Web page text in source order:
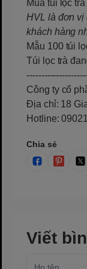
Mua túi lọc
HVL là đơn vị
khách hàng
Mẫu 100 túi
Túi lọc trà
Công ty cổ
Địa chỉ: 18
Hotline:
Chia sẻ
Viết